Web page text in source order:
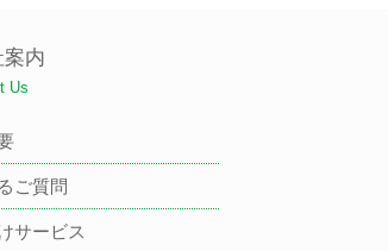
案内
Us
ご質問
サービス